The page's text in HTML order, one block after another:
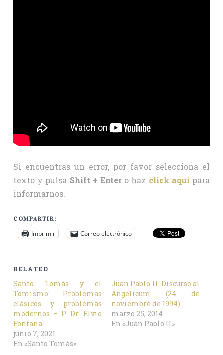
Si encuentras un error, por favor selecciona el
texto y pulsa Shift + Enter o haz click aquí para
informarnos.
COMPARTIR:
Imprimir Correo electrónico
RELATED
Santo Tomás y el
Tomismo: Problemas
clásicos y problemas
modernos – P. Dr. Elvio
Fontana
junio 7, 2021
En «Santo Tomás»
Juan Pablo II: Discurso al
Angelicum (24 de
noviembre de 1994)
marzo 25, 2014
En «Juan Pablo II»